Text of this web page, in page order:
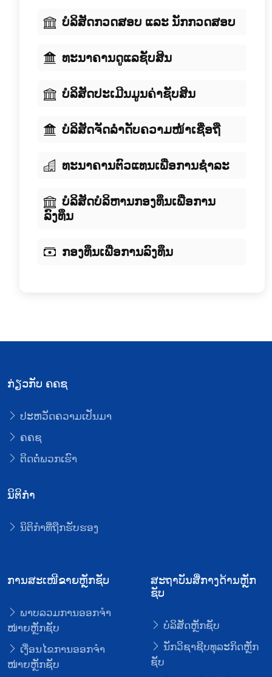
ບໍລິສັດກວດສອບ ແລະ ນັກກວດສອບ
ທະນາຄານດູແລຊັບສິນ
ບໍລິສັດປະເມີນມູນຄ່າຊັບສິນ
ບໍລິສັດຈັດລໍາດັບຄວາມໜ້າເຊື່ອຖື
ທະນາຄານຕົວແທນເພື່ອການຊໍາລະ
ບໍລິສັດບໍລິຫານກອງທຶນເພື່ອການ
ລົງທຶນ
ກອງທຶນເພື່ອການລົງທຶນ
ກ່ຽວກັບ ຄຄຊ
ປະຫວັດຄວາມເປັນມາ
ຄຄຊ
ຕິດຕໍ່ພວກເຮົາ
ນິຕິກໍາ
ນິຕິກໍາທີ່ຖືກຮັບຮອງ
ການສະເໜີຂາຍຫຼັກຊັບ
ພາບລວມການອອກຈໍາ
ໜ່າຍຫຼັກຊັບ
ເງື່ອນໄຂການອອກຈໍາ
ໜ່າຍຫຼັກຊັບ
ສະຖາບັນສື່ກາງດ້ານຫຼັກ
ຊັບ
ບໍລິສັດຫຼັກຊັບ
ນັກວິຊາຊີບທຸລະກິດຫຼັກ
ຊັບ